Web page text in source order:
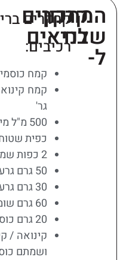
המתכון
שלנו
ל-
קרקרים
בריאים
קרקרים
רכיבים:
קמח כוסמין
גר'
500 מ"ל מים
כפית
2 כפות שמן זית
50 גרם גרעיני חמנייה
30 גרם גרעיני דלעת
60 גרם שומשום מלא
20 גרם כוסמת ירוקה ( לא חובה)
קינואה /
ושמתם